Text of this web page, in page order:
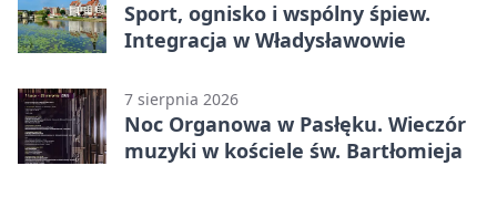
Sport, ognisko i wspólny śpiew.
Integracja w Władysławowie
7 sierpnia 2026
Noc Organowa w Pasłęku. Wieczór
muzyki w kościele św. Bartłomieja